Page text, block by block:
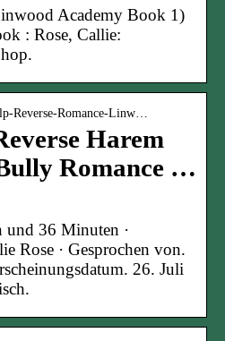
Academy Book 1)
: Rose, Callie:
Reverse-Romance-Linw…
Harem
Romance …
und 36 Minuten ·
Rose · Gesprochen von.
26. Juli